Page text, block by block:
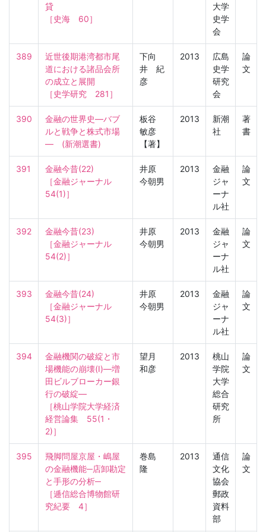
貸
［史海　60］
大学
史学
会
389
近世後期港湾都市尾
道における諸品会所
の成立と展開
［史学研究　281］
下向
井 紀
彦
2013
広島
史学
研究
会
論
文
390
金融の世界史―バブ
ルと戦争と株式市場
―　(新潮選書)
板谷
敏彦
【著】
2013
新潮
社
著
書
391
金融今昔(22)
［金融ジャーナル
54(1)］
井原
今朝男
2013
金融
ジャ
ーナ
ル社
論
文
392
金融今昔(23)
［金融ジャーナル
54(2)］
井原
今朝男
2013
金融
ジャ
ーナ
ル社
論
文
393
金融今昔(24)
［金融ジャーナル
54(3)］
井原
今朝男
2013
金融
ジャ
ーナ
ル社
論
文
394
金融機関の破綻と市
場機能の崩壊(Ⅰ)―増
田ビルブローカー銀
行の破綻―
［桃山学院大学経済
経営論集　55(1・
2)］
望月
和彦
2013
桃山
学院
大学
総合
研究
所
論
文
395
飛脚問屋京屋・嶋屋
の金融機能─店卸勘定
と手形の分析─
［逓信総合博物館研
究紀要　4］
巻島
隆
2013
通信
文化
協会
郵政
資料
部
論
文